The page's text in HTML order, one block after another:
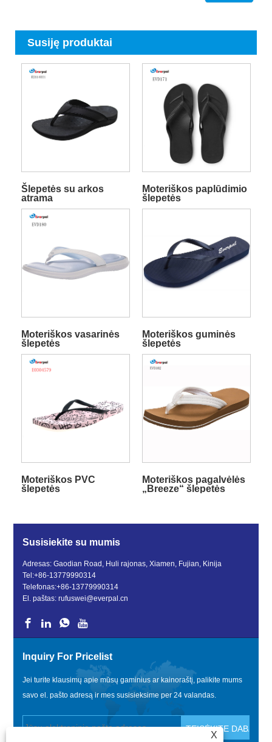
Susiję produktai
Šlepetės su arkos
atrama
Moteriškos paplūdimio
šlepetės
Moteriškos vasarinės
šlepetės
Moteriškos guminės
šlepetės
Moteriškos PVC
šlepetės
Moteriškos pagalvėlės
„Breeze“ šlepetės
Susisiekite su mumis
Adresas: Gaodian Road, Huli rajonas, Xiamen, Fujian, Kinija
Tel:+86-13779990314
Telefonas:+86-13779990314
El. paštas:rufuswei@everpal.cn
Inquiry For Pricelist
Jei turite klausimų apie mūsų gaminius ar kainoraštį, palikite mums
savo el. pašto adresą ir mes susisieksime per 24 valandas.
X